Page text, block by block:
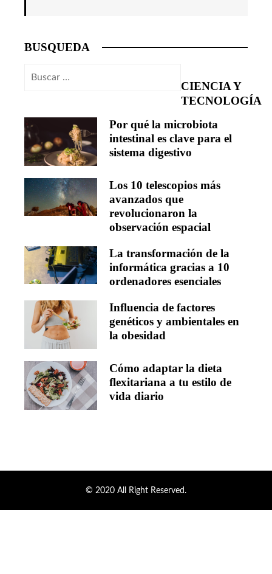
BUSQUEDA
Buscar:
CIENCIA Y
TECNOLOGÍA
Por qué la microbiota
intestinal es clave para el
sistema digestivo
Los 10 telescopios más
avanzados que
revolucionaron la
observación espacial
La transformación de la
informática gracias a 10
ordenadores esenciales
Influencia de factores
genéticos y ambientales en
la obesidad
Cómo adaptar la dieta
flexitariana a tu estilo de
vida diario
© 2020 All Right Reserved.